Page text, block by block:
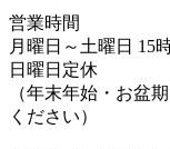
営業時間
月曜日～土曜日 15
日曜日定休
（年末年始・お盆
ください）